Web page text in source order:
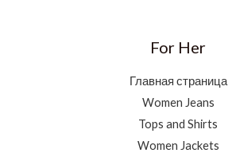
For Her
Главная страница
Women Jeans
Tops and Shirts
Women Jackets